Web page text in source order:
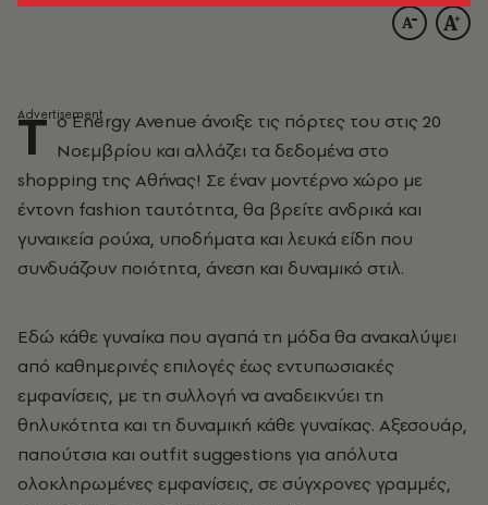
Τ ο Energy Avenue άνοιξε τις πόρτες του στις 20
Νοεμβρίου και αλλάζει τα δεδομένα στο
shopping της Αθήνας! Σε έναν μοντέρνο χώρο με
έντονη fashion ταυτότητα, θα βρείτε ανδρικά και
γυναικεία ρούχα, υποδήματα και λευκά είδη που
συνδυάζουν ποιότητα, άνεση και δυναμικό στιλ.
Εδώ κάθε γυναίκα που αγαπά τη μόδα θα ανακαλύψει
από καθημερινές επιλογές έως εντυπωσιακές
εμφανίσεις, με τη συλλογή να αναδεικνύει τη
θηλυκότητα και τη δυναμική κάθε γυναίκας. Αξεσουάρ,
παπούτσια και outfit suggestions για απόλυτα
ολοκληρωμένες εμφανίσεις, σε σύγχρονες γραμμές,